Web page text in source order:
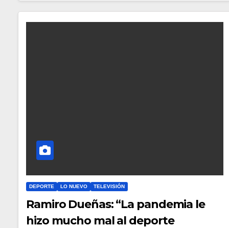
DEPORTE LO NUEVO TELEVISIÓN
Ramiro Dueñas: “La pandemia le
hizo mucho mal al deporte